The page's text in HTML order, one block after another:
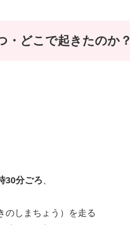
・どこで起きたのか？
30分ごろ、
のしまちょう）を走る